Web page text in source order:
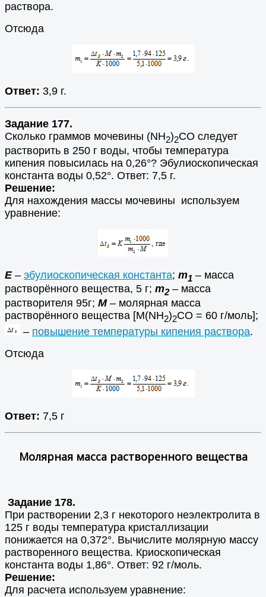
раствора.
Отсюда
Ответ: 3,9 г.
Задание 177.
Сколько граммов мочевины (NH2)2CO следует
растворить в 250 г воды, чтобы температура
кипения повысилась на 0,26°? Эбулиоскопическая
константа воды 0,52°. Ответ: 7,5 г.
Решение:
Для нахождения массы мочевины используем
уравнение:
Е– эбулиоскопическая константа; m1 – масса
растворённого вещества, 5 г; m2– масса
растворителя 95г; М – молярная масса
растворённого вещества [М(NH2)2CO = 60 г/моль];
– повышение температуры кипения раствора.
Отсюда
Ответ: 7,5 г
Молярная масса растворенного вещества
Задание 178.
При растворении 2,3 г некоторого неэлектролита в
125 г воды температура кристаллизации
понижается на 0,372°. Вычислите молярную массу
растворенного вещества. Криоскопическая
константа воды 1,86°. Ответ: 92 г/моль.
Решение:
Для расчета используем уравнение: